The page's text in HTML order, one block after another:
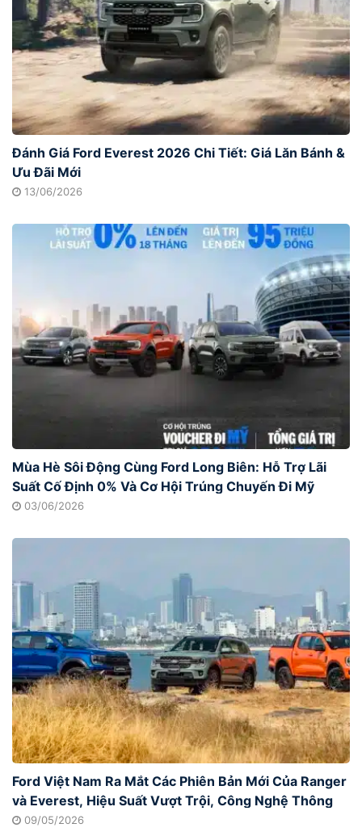
Đánh Giá Ford Everest 2026 Chi Tiết: Giá Lăn Bánh &
Ưu Đãi Mới
13/06/2026
Mùa Hè Sôi Động Cùng Ford Long Biên: Hỗ Trợ Lãi
Suất Cố Định 0% Và Cơ Hội Trúng Chuyến Đi Mỹ
Cùng Hàng Ngàn Quà Tặng Hấp Dẫn
03/06/2026
Ford Việt Nam Ra Mắt Các Phiên Bản Mới Của Ranger
và Everest, Hiệu Suất Vượt Trội, Công Nghệ Thông
Minh, Thiết Kế Hiện Đại
09/05/2026